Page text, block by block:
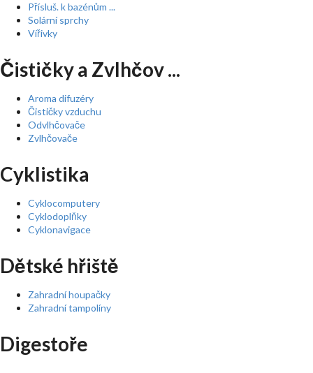
Přísluš. k bazénům ...
Solární sprchy
Vířivky
Čističky a Zvlhčov ...
Aroma difuzéry
Čističky vzduchu
Odvlhčovače
Zvlhčovače
Cyklistika
Cyklocomputery
Cyklodoplňky
Cyklonavigace
Dětské hřiště
Zahradní houpačky
Zahradní tampolíny
Digestoře